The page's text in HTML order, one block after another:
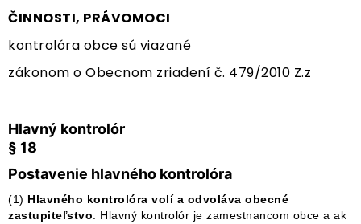
ČINNOSTI, PRÁVOMOCI
kontrolóra obce sú viazané
zákonom o Obecnom zriadení č. 479/2010 Z.z
Hlavný kontrolór
§ 18
Postavenie hlavného kontrolóra
(1) Hlavného kontrolóra volí a odvoláva obecné
zastupiteľstvo . Hlavný kontrolór je zamestnancom obce a ak